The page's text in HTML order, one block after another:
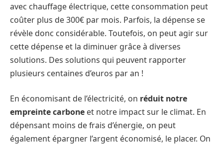
avec chauffage électrique, cette consommation peut
coûter plus de 300€ par mois. Parfois, la dépense se
révèle donc considérable. Toutefois, on peut agir sur
cette dépense et la diminuer grâce à diverses
solutions. Des solutions qui peuvent rapporter
plusieurs centaines d’euros par an !
En économisant de l’électricité, on réduit notre
empreinte carbone et notre impact sur le climat. En
dépensant moins de frais d’énergie, on peut
également épargner l’argent économisé, le placer. On